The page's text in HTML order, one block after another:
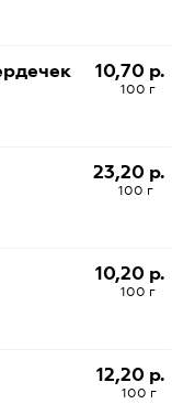
10,70 р.
100 г
23,20 р.
100 г
10,20 р.
100 г
12,20 р.
100 г